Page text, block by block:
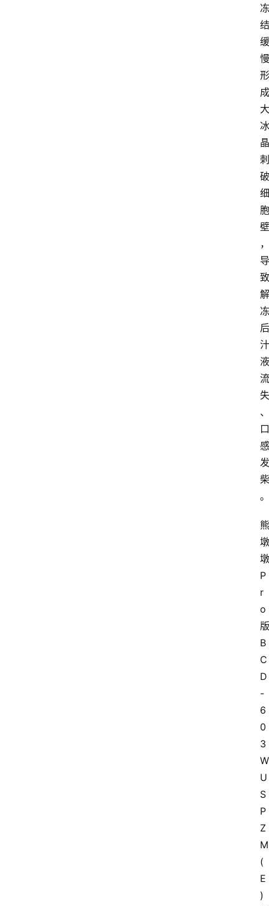
冻
结
缓
慢
形
成
大
冰
晶
刺
破
细
胞
壁
，
导
致
解
冻
后
汁
液
流
失
、
口
感
发
柴
。
熊
墩
墩
P
r
o
版
B
C
D
-
6
0
3
W
U
S
P
Z
M
(
E
)